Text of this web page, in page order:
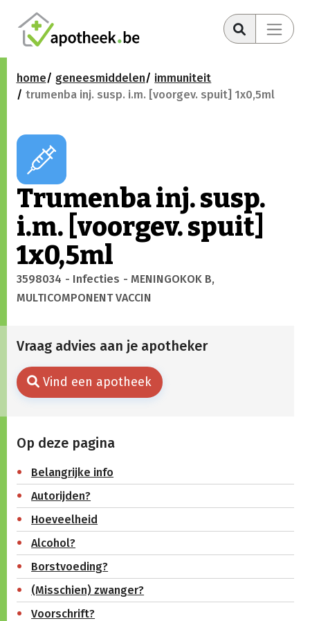
home geneesmiddelen
immuniteit
trumenba inj. susp. i.m. [voorgev. spuit] 1x0,5ml
Trumenba inj. susp.
i.m. [voorgev. spuit]
1x0,5ml
3598034 - Infecties - MENINGOKOK B,
MULTICOMPONENT VACCIN
Vraag advies aan je apotheker
Vind een apotheek
Op deze pagina
Belangrijke info
Autorijden?
Hoeveelheid
Alcohol?
Borstvoeding?
(Misschien) zwanger?
Voorschrift?